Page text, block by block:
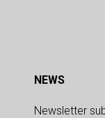
NEWS
Newsletter